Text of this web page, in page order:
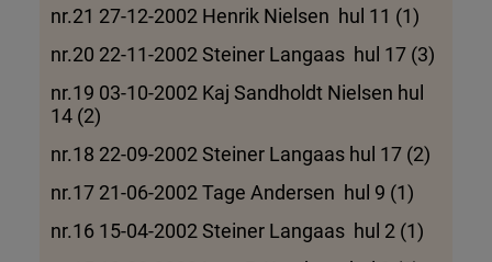
nr.21 27-12-2002 Henrik Nielsen hul 11 (1)
nr.20 22-11-2002 Steiner Langaas hul 17 (3)
nr.19 03-10-2002 Kaj Sandholdt Nielsen hul
14 (2)
nr.18 22-09-2002 Steiner Langaas hul 17 (2)
nr.17 21-06-2002 Tage Andersen hul 9 (1)
nr.16 15-04-2002 Steiner Langaas hul 2 (1)